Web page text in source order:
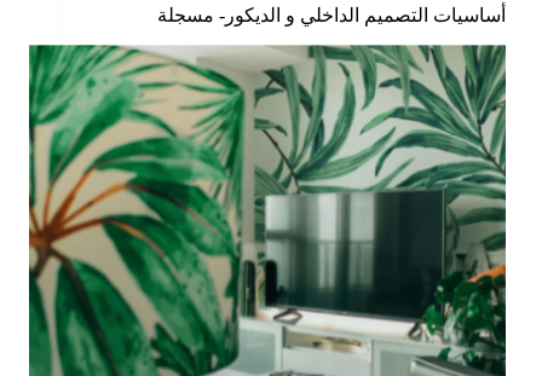
أساسيات التصميم الداخلي و الديكور- مسجلة